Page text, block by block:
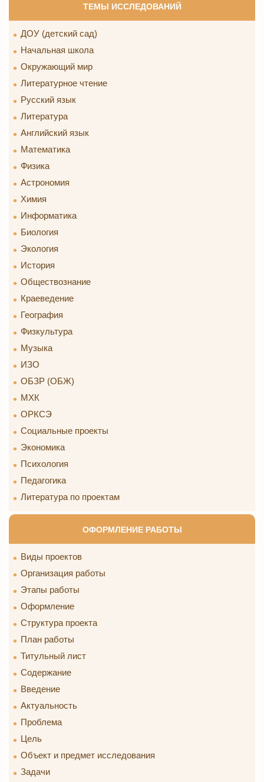
ТЕМЫ ИССЛЕДОВАНИЙ
ДОУ (детский сад)
Начальная школа
Окружающий мир
Литературное чтение
Русский язык
Литература
Английский язык
Математика
Физика
Астрономия
Химия
Информатика
Биология
Экология
История
Обществознание
Краеведение
География
Физкультура
Музыка
ИЗО
ОБЗР (ОБЖ)
МХК
ОРКСЭ
Социальные проекты
Экономика
Психология
Педагогика
Литература по проектам
ОФОРМЛЕНИЕ РАБОТЫ
Виды проектов
Организация работы
Этапы работы
Оформление
Структура проекта
План работы
Титульный лист
Содержание
Введение
Актуальность
Проблема
Цель
Объект и предмет исследования
Задачи